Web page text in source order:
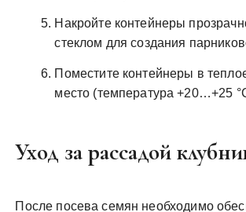
Накройте контейнеры
стеклом для создания
Поместите контейнеры в
место (температура +20…+25
Уход за рассадой
После посева семян необходимо